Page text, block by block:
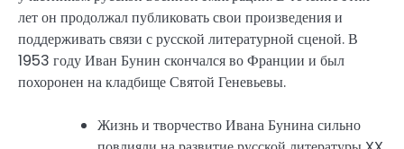
лет он продолжал публиковать свои произведения и
поддерживать связи с русской литературной сценой. В
1953 году Иван Бунин скончался во Франции и был
похоронен на кладбище Святой Геневьевы.
Жизнь и творчество Ивана Бунина сильно